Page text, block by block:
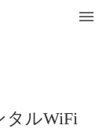
タルWiFi